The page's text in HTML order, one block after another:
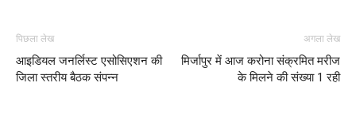
पिछला लेख
आइडियल जनर्लिस्ट एसोसिएशन की
जिला स्तरीय बैठक संपन्न
अगला लेख
मिर्जापुर में आज करोना संक्रमित मरीज
के मिलने की संख्या 1 रही